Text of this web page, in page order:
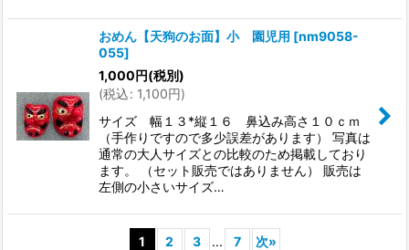
おめん【天狗のお面】小 園児用 [nm9058-
055]
1,000円(税別)
(税込: 1,100円)
サイズ 幅１３*縦１６ 鼻込み高さ１０ｃｍ
（手作りですので多少誤差があります） 写真は
通常の大人サイズとの比較のため掲載しており
ます。 （セット販売ではありません） 販売は
左側の小さいサイズ…
1 2 3 ... 7 次»